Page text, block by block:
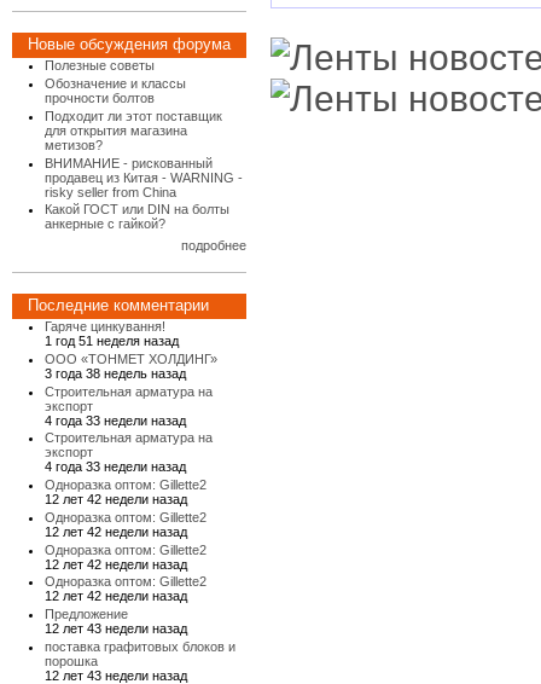
Новые обсуждения форума
Полезные советы
Обозначение и классы
прочности болтов
Подходит ли этот поставщик
для открытия магазина
метизов?
ВНИМАНИЕ - рискованный
продавец из Китая - WARNING -
risky seller from China
Какой ГОСТ или DIN на болты
анкерные с гайкой?
подробнее
Последние комментарии
Гаряче цинкування!
1 год 51 неделя назад
ООО «ТОНМЕТ ХОЛДИНГ»
3 года 38 недель назад
Строительная арматура на
экспорт
4 года 33 недели назад
Строительная арматура на
экспорт
4 года 33 недели назад
Одноразка оптом: Gillette2
12 лет 42 недели назад
Одноразка оптом: Gillette2
12 лет 42 недели назад
Одноразка оптом: Gillette2
12 лет 42 недели назад
Одноразка оптом: Gillette2
12 лет 42 недели назад
Предложение
12 лет 43 недели назад
поставка графитовых блоков и
порошка
12 лет 43 недели назад